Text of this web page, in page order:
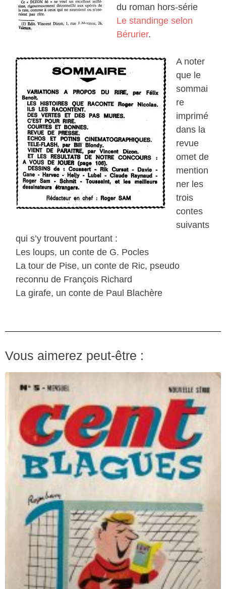
du roman hors-série
Le standinge selon
Bérurier.
A noter
que le
sommai
re
imprimé
dans la
revue
omet de
mention
ner les
trois
contes
suivants
qui s’y trouvent pourtant :
Les loups, un conte de G. Pocles
La tour de Pise, un conte de Ric, pseudo
reconnu de François Richard
La girafe, un conte de Paul Blachère
Vous aimerez peut-être :